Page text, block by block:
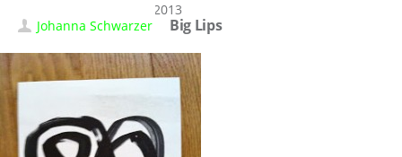
01.04.2013
Johanna Schwarzer
Big Lips